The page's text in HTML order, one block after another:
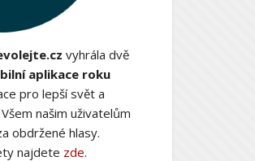
vyhrála dvě
aplikace roku
pro lepší svět a
našim uživatelům
obdržené hlasy.
najdete zde.